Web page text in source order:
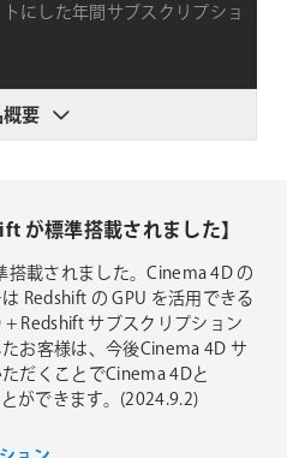
にした年間サブスクリプショ
要
が標準搭載されました】
載されました。Cinema 4D の
Redshift の GPU を活用できる
Redshift サブスクリプション
お客様は、今後Cinema 4D サ
だくことでCinema 4Dと
ができます。(2024.9.2)